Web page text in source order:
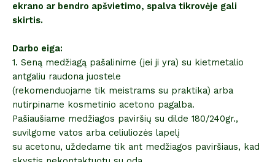
ekrano ar bendro apšvietimo, spalva tikrovėje gali
skirtis.
Darbo eiga:
1. Seną medžiagą pašalinime (jei ji yra) su kietmetalio
antgaliu raudona juostele
(rekomenduojame tik meistrams su praktika) arba
nutirpiname kosmetinio acetono pagalba.
Pašiaušiame medžiagos paviršių su dilde 180/240gr.,
suvilgome vatos arba celiuliozės lapelį
su acetonu, uždedame tik ant medžiagos paviršiaus, kad